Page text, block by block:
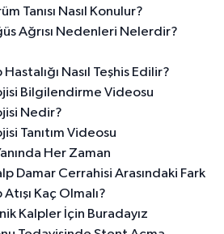
Tanısı Nasıl Konulur?
Ağrısı Nedenleri Nelerdir?
Nasıl Teşhis Edilir?
Bilgilendirme Videosu
Nedir?
Tanıtım Videosu
Her Zaman
Damar Cerrahisi Arasındaki Fark
Kaç Olmalı?
Kalpler İçin Buradayız